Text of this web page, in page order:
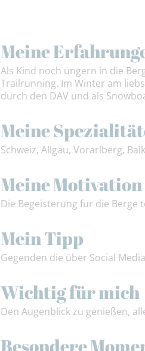
Meine
Als Kind noch ungern in die
Trailrunning. Im Winter am
durch den DAV und als
Meine
Schweiz, Allgäu, Vorarlberg,
Meine Motivation
Die Begeisterung für die Berge
Mein Tipp
Gegenden die über Social
Wichtig für mich
Den Augenblick zu genießen,
Besondere